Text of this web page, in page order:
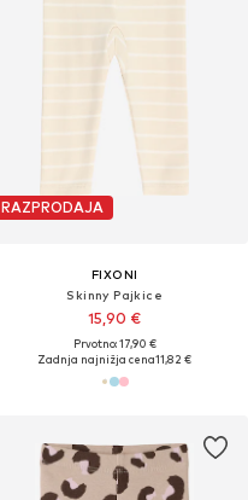
RAZPRODAJA
FIXONI
Skinny Pajkice
15,90 €
Prvotno: 17,90 €
Zadnja najnižja cena11,82 €